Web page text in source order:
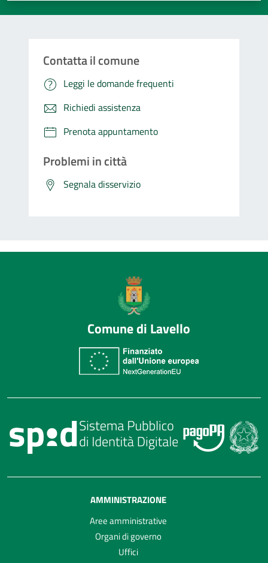
Contatta il comune
Leggi le domande frequenti
Richiedi assistenza
Prenota appuntamento
Problemi in città
Segnala disservizio
Comune di Lavello
AMMINISTRAZIONE
Aree amministrative
Organi di governo
Uffici